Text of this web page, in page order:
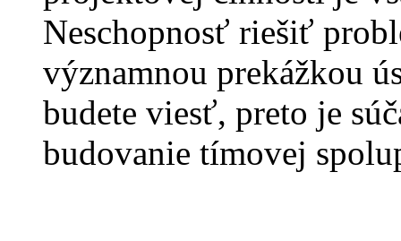
Neschopnosť riešiť
významnou prekážkou
budete viesť, preto je
budovanie tímovej